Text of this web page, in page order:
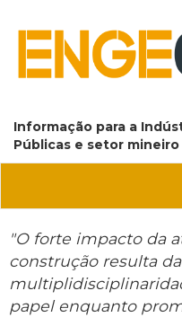
Informação para a
Públicas e setor mineiro
"O forte impacto da
construção resulta
papel enquanto